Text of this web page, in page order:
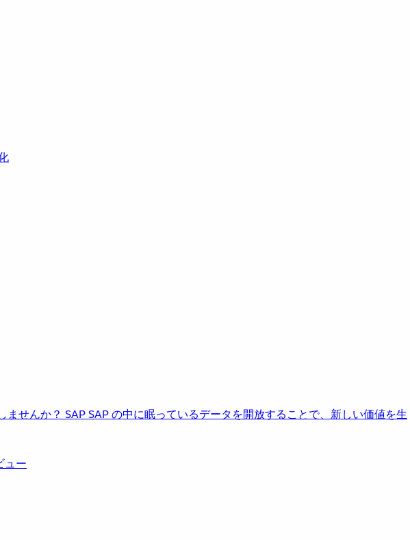
ませんか？ SAPSAP の中に眠っているデータを開放することで、新しい価値を生
ュー